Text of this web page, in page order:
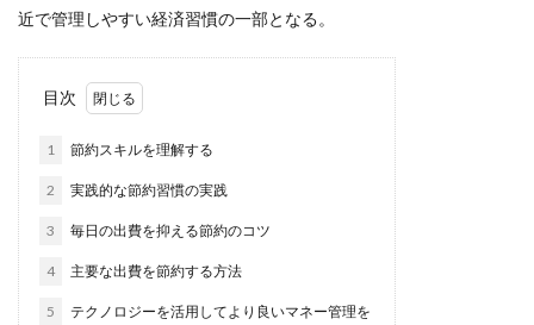
近で管理しやすい経済習慣の一部となる。
目次
1 節約スキルを理解する
2 実践的な節約習慣の実践
3 毎日の出費を抑える節約のコツ
4 主要な出費を節約する方法
5 テクノロジーを活用してより良いマネー管理を